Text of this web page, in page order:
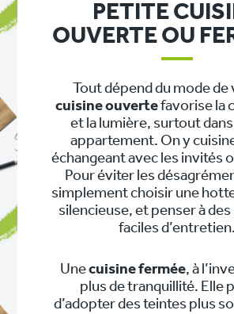
PETITE
OUVERTE OU
Tout dépend du mode de
cuisine ouvertefavorise la
et la lumière, surtout
appartement. On y
échangeant avec les invités
Pour éviter les
simplement choisir une
silencieuse, et penser à
faciles d’entretien.
Unecuisine fermée, à
plus de tranquillité. Elle
d’adopter des teintes plus